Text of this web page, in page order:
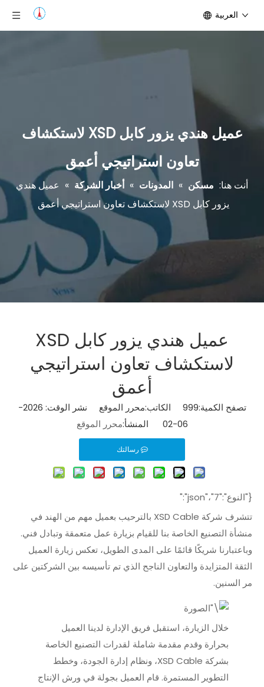
العربية
عميل هندي يزور كابل XSD لاستكشاف
تعاون استراتيجي أعمق
أنت هنا: مسكن » المدونات » أخبار الشركة » عميل هندي
يزور كابل XSD لاستكشاف تعاون استراتيجي أعمق
عميل هندي يزور كابل XSD
لاستكشاف تعاون استراتيجي
أعمق
تصفح الكمية:999
الكاتب:محرر الموقع نشر الوقت: 2026-
06-02 المنشأ:
محرر الموقع
رسالتك
{"النوع":"7"،"json":"
تتشرف شركة XSD Cable بالترحيب بعميل مهم من الهند في
منشأة التصنيع الخاصة بنا للقيام بزيارة عمل متعمقة وتبادل فني.
وباعتبارنا شريكًا قائمًا على المدى الطويل، تعكس زيارة العميل
الثقة المتزايدة والتعاون الناجح الذي تم تأسيسه بين الشركتين على
مر السنين.
خلال الزيارة، استقبل فريق الإدارة لدينا العميل
بحرارة وقدم مقدمة شاملة لقدرات التصنيع الخاصة
بشركة XSD Cable، ونظام إدارة الجودة، وخطط
التطوير المستمرة. قام العميل بجولة في ورش الإنتاج